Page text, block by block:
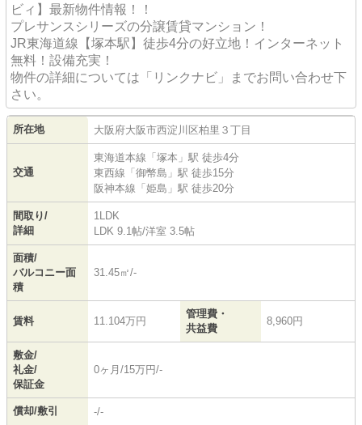
ビィ】最新物件情報！！
プレサンスシリーズの分譲賃貸マンション！
JR東海道線【塚本駅】徒歩4分の好立地！インターネット
無料！設備充実！
物件の詳細については「リンクナビ」までお問い合わせ下
さい。
所在地 大阪府大阪市西淀川区柏里 ３丁目
交通
東海道本線 「 塚本 」駅 徒歩4分
東西線 「 御幣島 」駅 徒歩15分
阪神本線 「 姫島 」駅 徒歩20分
間取り/
詳細
1LDK
LDK 9.1帖/洋室 3.5帖
面積/
バルコニー面
積
31.45㎡/-
賃料 11.104万円
管理費・
共益費
8,960円
敷金/
礼金/
保証金
0ヶ月/15万円/-
償却/敷引 -/-